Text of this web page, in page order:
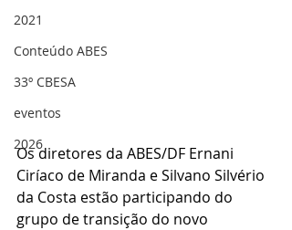
2021
Conteúdo ABES
33º CBESA
eventos
2026
Os diretores da ABES/DF Ernani
Ciríaco de Miranda e Silvano Silvério
da Costa estão participando do
grupo de transição do novo